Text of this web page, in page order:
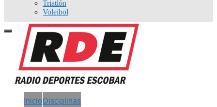
Triatlón
Voleibol
Inicio Disciplinas